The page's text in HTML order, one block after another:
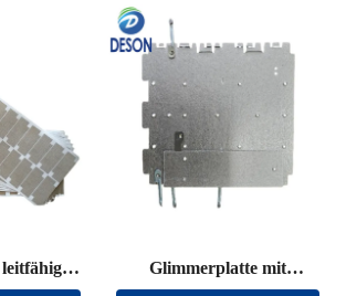
Glimmerplatte mit